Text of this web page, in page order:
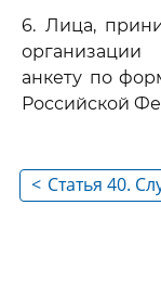
6. Лица,
анкету по
Российской
< Статья 40.